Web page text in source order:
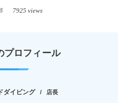
7925 views
プロフィール
ダイビング 店長